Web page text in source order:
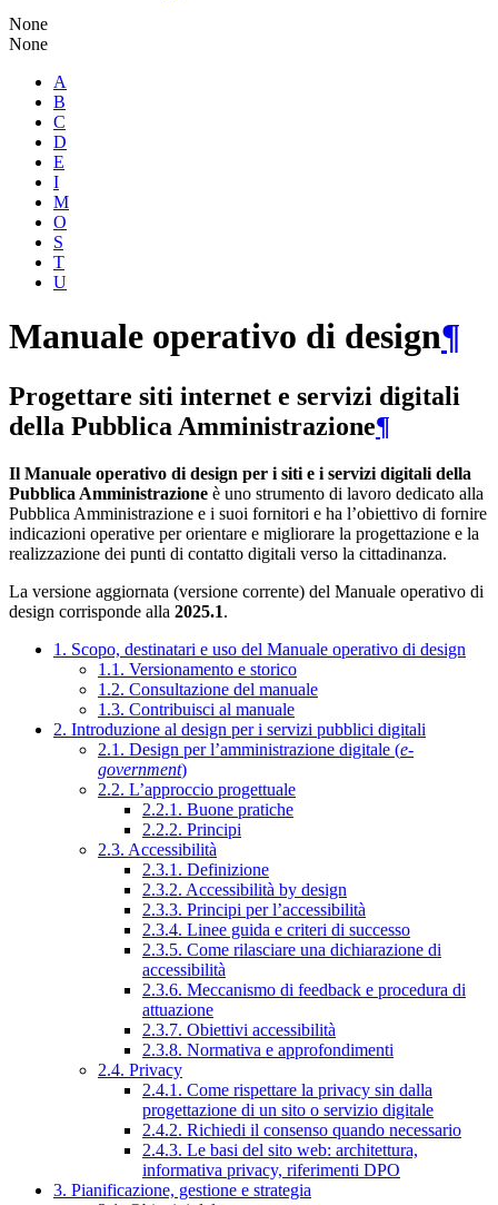
None
None
A
B
C
D
E
I
M
O
S
T
U
Manuale operativo di design¶
Progettare siti internet e servizi digitali
della Pubblica Amministrazione¶
Il Manuale operativo di design per i siti e i servizi digitali della
Pubblica Amministrazione è uno strumento di lavoro dedicato alla
Pubblica Amministrazione e i suoi fornitori e ha l’obiettivo di fornire
indicazioni operative per orientare e migliorare la progettazione e la
realizzazione dei punti di contatto digitali verso la cittadinanza.
La versione aggiornata (versione corrente) del Manuale operativo di
design corrisponde alla 2025.1.
1. Scopo, destinatari e uso del Manuale operativo di design
1.1. Versionamento e storico
1.2. Consultazione del manuale
1.3. Contribuisci al manuale
2. Introduzione al design per i servizi pubblici digitali
2.1. Design per l’amministrazione digitale (e-
government)
2.2. L’approccio progettuale
2.2.1. Buone pratiche
2.2.2. Principi
2.3. Accessibilità
2.3.1. Definizione
2.3.2. Accessibilità by design
2.3.3. Principi per l’accessibilità
2.3.4. Linee guida e criteri di successo
2.3.5. Come rilasciare una dichiarazione di
accessibilità
2.3.6. Meccanismo di feedback e procedura di
attuazione
2.3.7. Obiettivi accessibilità
2.3.8. Normativa e approfondimenti
2.4. Privacy
2.4.1. Come rispettare la privacy sin dalla
progettazione di un sito o servizio digitale
2.4.2. Richiedi il consenso quando necessario
2.4.3. Le basi del sito web: architettura,
informativa privacy, riferimenti DPO
3. Pianificazione, gestione e strategia